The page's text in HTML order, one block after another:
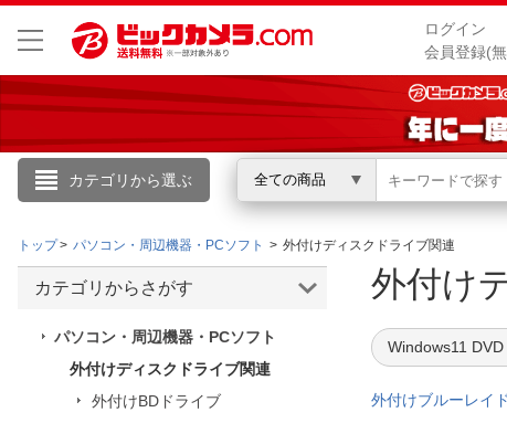
ログイン
会員登録(
カテゴリから選ぶ 全ての商品
こんにちは
ログイン
会員メニュー
トップ パソコン・周辺機器・PCソフト 外付けディスクドライブ関連
外付け
Windows11
外付けブルーレイ
カテゴリからさがす
パソコン・周辺機器・PCソフト
外付けディスクドライブ関連
外付けBDドライブ